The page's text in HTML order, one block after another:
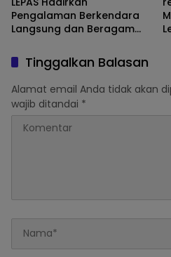
Pengalaman Berkendara
Langsung dan Beragam
2026Tinggalkan Balasan
Alamat email Anda tidak akan
wajib ditandai *